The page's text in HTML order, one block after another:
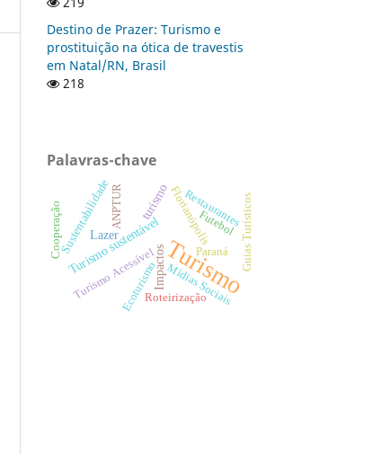
Destino de Prazer: Turismo e
prostituição na ótica de travestis
em Natal/RN, Brasil
218
Palavras-chave
Turismo
Turismo sustentável
turismo
Impactos
Lazer
Sustentabilidade
Ecoturismo
Florianópolis
Mídias Sociais
Turismo Acessível
Restaurantes
Paraná Guias Turísticos
Futebol
ANPTUR
Roteirização
Cooperação